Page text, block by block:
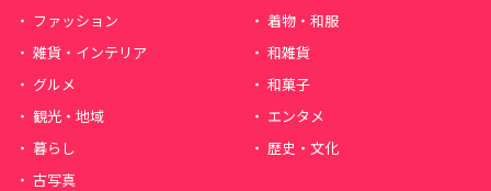
ファッション
着物・和服
雑貨・インテリア
和雑貨
グルメ
和菓子
観光・地域
エンタメ
暮らし
歴史・文化
古写真